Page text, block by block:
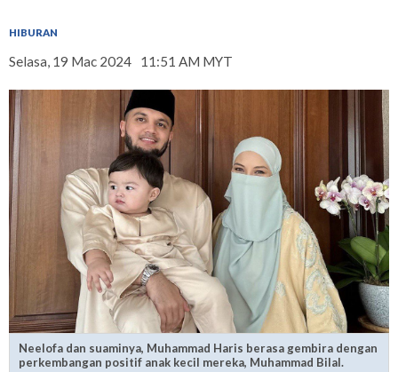
HIBURAN
Selasa, 19 Mac 2024 11:51 AM MYT
Neelofa dan suaminya, Muhammad Haris berasa gembira dengan
perkembangan positif anak kecil mereka, Muhammad Bilal.